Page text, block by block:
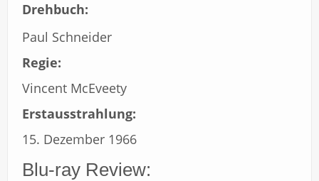
Drehbuch:
Paul Schneider
Regie:
Vincent McEveety
Erstausstrahlung:
15. Dezember 1966
Blu-ray Review: